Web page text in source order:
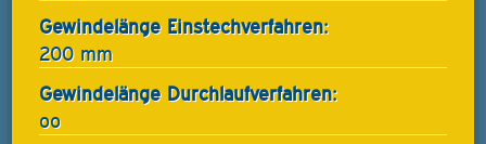
Gewindelänge Einstechverfahren:
200 mm
Gewindelänge Durchlaufverfahren:
oo